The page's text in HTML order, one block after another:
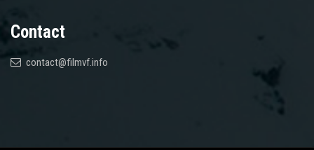
Contact
contact@filmvf.info